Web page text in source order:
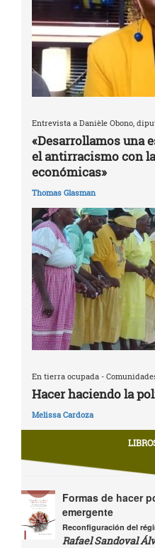
Entrevista a Danièle Obono,
«Desarrollamos una
el antirracismo con
económicas»
Thomas Glasman
En tierra ocupada -
Hacer haciendo la
Melissa Cardoza
Formas de hacer
emergente
Reconfiguración del
Rafael Sandoval